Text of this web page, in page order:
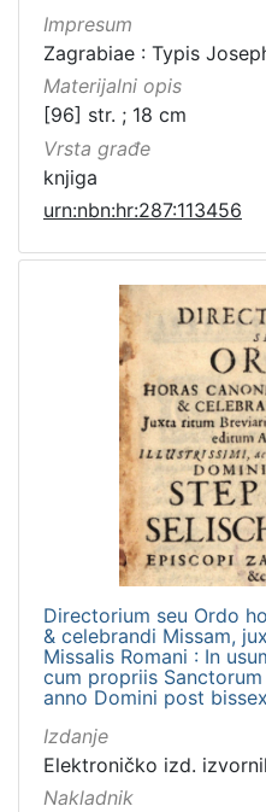
Impresum
Zagrabiae : Typis
Materijalni opis
[96] str. ; 18 cm
Vrsta građe
knjiga
urn:nbn:hr:287:113456
Directorium seu Ordo
& celebrandi Missam,
Missalis Romani : In
cum propriis
anno Domini post
Izdanje
Elektroničko izd.
Nakladnik